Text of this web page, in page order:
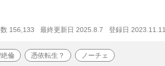
156,133 最終更新日 2025.8.7 登録日 2023.11.11
倫 憑依転生？ ノーチェ